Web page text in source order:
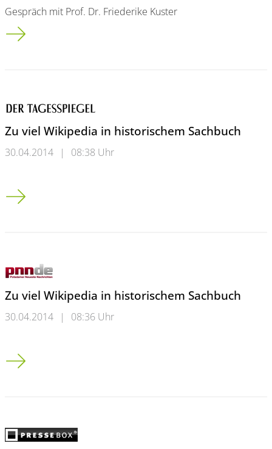
Gespräch mit Prof. Dr. Friederike Kuster
Autonomie und Angewiesenheit
Zu viel Wikipedia in historischem Sachbuch
30.04.2014 | 08:38 Uhr
Zu viel Wikipedia in historischem Sachbuch
Zu viel Wikipedia in historischem Sachbuch
30.04.2014 | 08:36 Uhr
Zu viel Wikipedia in historischem Sachbuch